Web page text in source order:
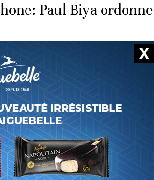
Paul Biya ordonne
effective de l'article 23
de la décentralisation. Ce dernier
du gouvernement, la fraction
de la décentralisation.
de 10 à 15% soit alloué
Les participants souhaitent